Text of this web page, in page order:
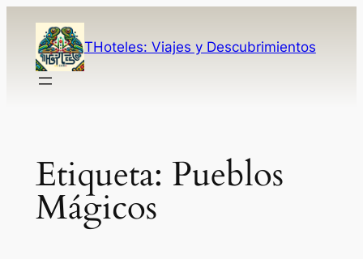
contenido
THoteles: Viajes y Descubrimientos
Etiqueta: Pueblos
Mágicos